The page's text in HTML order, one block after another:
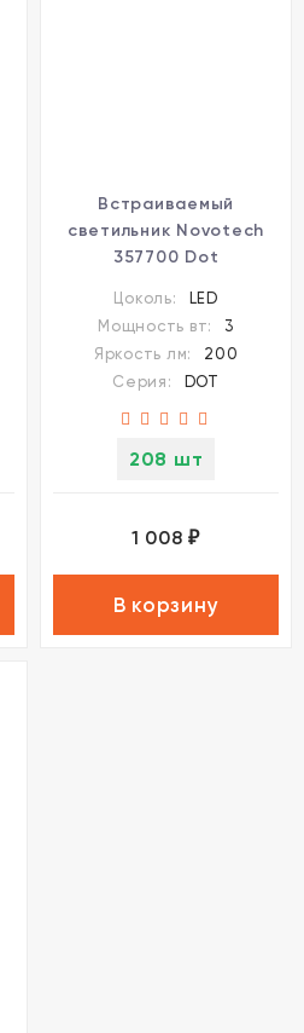
Встраиваемый
светильник Novotech
357700 Dot
Цоколь:
LED
Мощность вт:
3
Яркость лм:
200
Серия:
DOT
208 шт
1 008₽
В корзину